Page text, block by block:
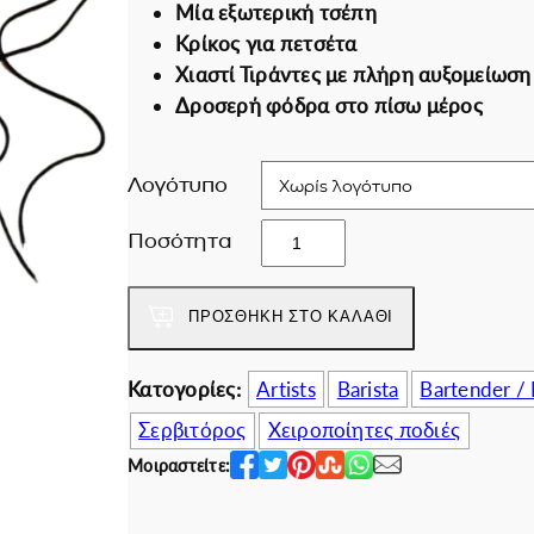
Εκπτωτικές για
i
n
a
l
r
c
:
6
2
χ
ο
υ
σ
τ
ι
ή
α
ι
:
Μία εξωτερική τσέπη
Κρίκος για πετσέτα
Χιαστί Τιράντες με πλήρη
Δροσερή φόδρα στο πίσω μέρος
Λογότυπο
Ποσότητα
h
e
e
a
r
t
h
2
ΠΡΟΣΘΉΚΗ ΣΤΟ ΚΑΛΆΘΙ
Κατογορίες: Artists Barista Bartender /
Σερβιτόρος
Χειροποίητες ποδιές
Μοιραστείτε: